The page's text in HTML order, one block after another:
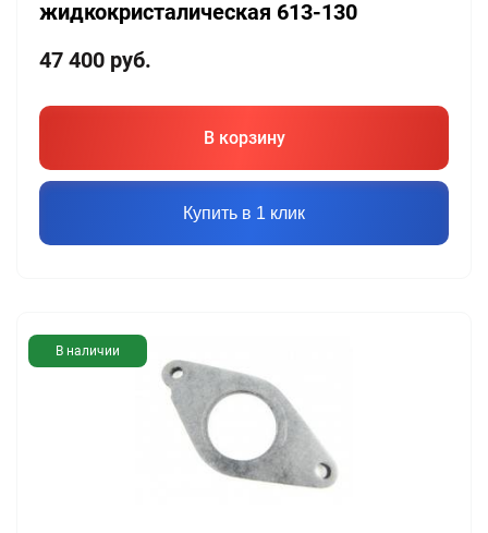
жидкокристалическая 613-130
47 400 руб.
В корзину
Купить в 1 клик
В наличии